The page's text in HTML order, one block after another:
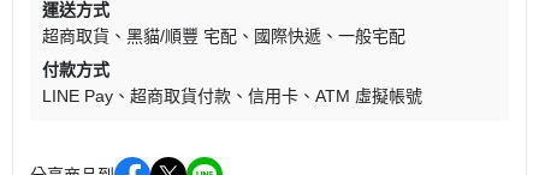
運送方式
超商取貨
黑貓/順豐 宅配 國際快遞
一般宅配
付款方式
LINE Pay
超商取貨付款 信用卡 ATM 虛擬帳號